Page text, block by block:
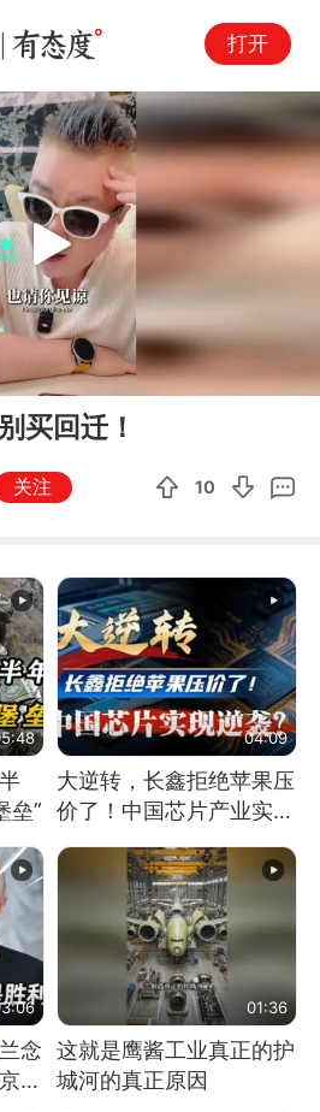
打开
01:35
Play
买回迁！
关注 10
垒”
04:09
大逆转，长鑫拒绝苹果压
价了！中国芯片产业实现
怎样的逆袭？
念
说
01:36
这就是鹰酱工业真正的护
城河的真正原因